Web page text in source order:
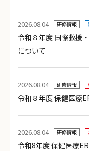
2026.08.04 研修情報
令和８年度 国際救援
について
2026.08.04 研修情報
令和８年度 保健医療
2026.08.04 研修情報
令和8年度 保健医療